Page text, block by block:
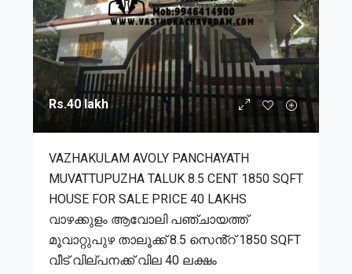
Rs.40 lakh
VAZHAKULAM AVOLY PANCHAYATH
MUVATTUPUZHA TALUK 8.5 CENT 1850 SQFT
HOUSE FOR SALE PRICE 40 LAKHS
വാഴക്കുളം ആവോലി പഞ്ചായത്ത്
മൂവാറ്റുപുഴ താലൂക്ക് 8.5 സെൻ്റ് 1850 SQFT
വീട് വില്പനക്ക് വില 40 ലക്ഷം